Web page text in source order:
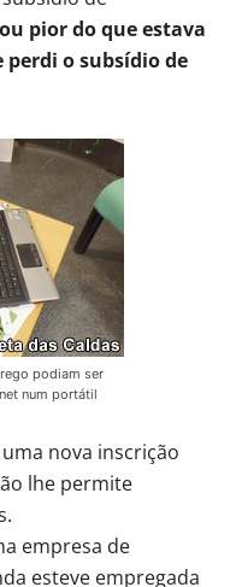
pior do que estava
perdi o subsídio de
podiam ser
num portátil
nova inscrição
lhe permite
empresa de
esteve empregada